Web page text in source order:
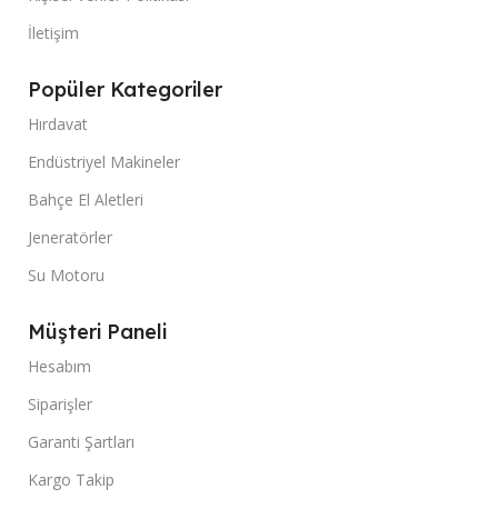
İletişim
Popüler Kategoriler
Hırdavat
Endüstriyel Makineler
Bahçe El Aletleri
Jeneratörler
Su Motoru
Müşteri Paneli
Hesabım
Siparişler
Garanti Şartları
Kargo Takip